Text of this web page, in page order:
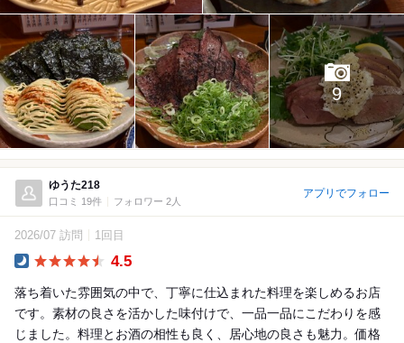
9
ゆうた218
口コミ 19件 フォロワー 2人
アプリでフォロー
2026/07 訪問 1回目
4.5
落ち着いた雰囲気の中で、丁寧に仕込まれた料理を楽しめるお店
です。素材の良さを活かした味付けで、一品一品にこだわりを感
じました。料理とお酒の相性も良く、居心地の良さも魅力。価格